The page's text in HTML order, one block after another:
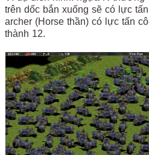
trên dốc bắn xuống sẽ có lực
archer (Horse thần) có lực tấn
thành 12.